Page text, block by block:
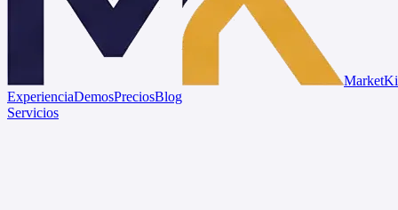
Market
ExperienciaDemosPreciosBlog
Servicios